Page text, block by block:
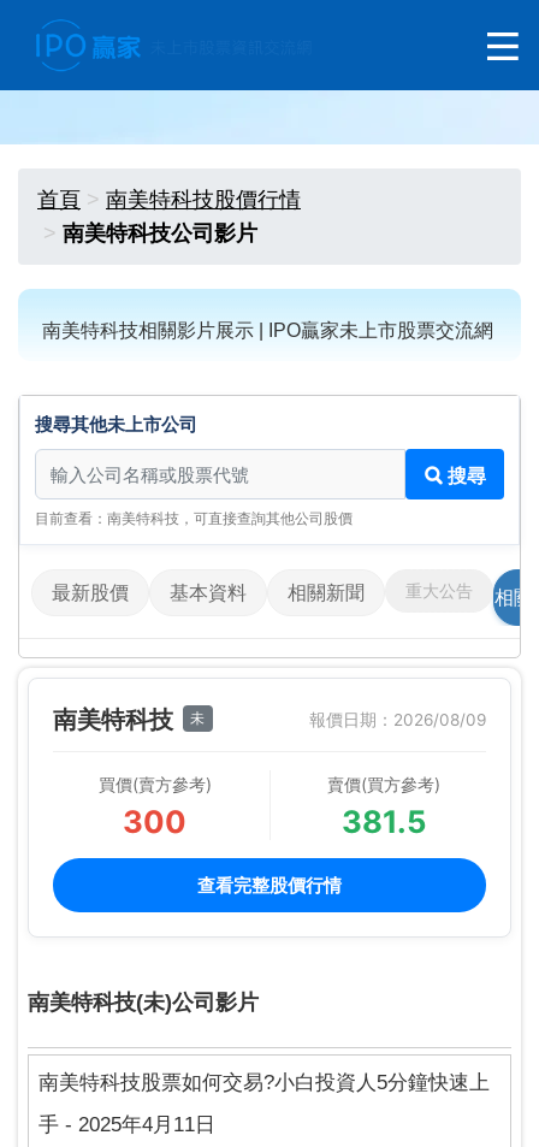
首頁
南美特科技股價行情
南美特科技公司影片
南美特科技相關影片展示 | IPO贏家未上市股票交流網
搜尋其他未上市公司
搜尋其他未上市公司
搜尋
目前查看：南美特科技，可直接查詢其他公司股價
最新股價 基本資料 相關新聞 重大公告 相關
南美特科技 未 報價日期：2026/08/09
買價(賣方參考)
300
賣價(買方參考)
381.5
查看完整股價行情
南美特科技(未)公司影片
南美特科技股票如何交易?小白投資人5分鐘快速上
手 - 2025年4月11日